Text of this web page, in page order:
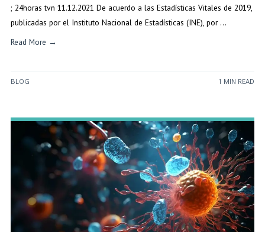
; 24horas tvn 11.12.2021 De acuerdo a las Estadísticas Vitales de 2019,
publicadas por el Instituto Nacional de Estadísticas (INE), por …
Read More →
BLOG 1 MIN READ